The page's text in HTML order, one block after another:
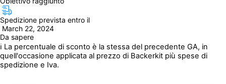
Spedizione prevista entro il
March 22, 2024
Da sapere
ℹ La percentuale di sconto è la stessa del precedente GA, in
quell'occasione applicata al prezzo di Backerkit più spese di
spedizione e Iva.